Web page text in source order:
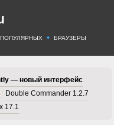
ПОПУЛЯРНЫХ • БРАУЗЕРЫ
— новый интерфейс
Double Commander 1.2.7
17.1